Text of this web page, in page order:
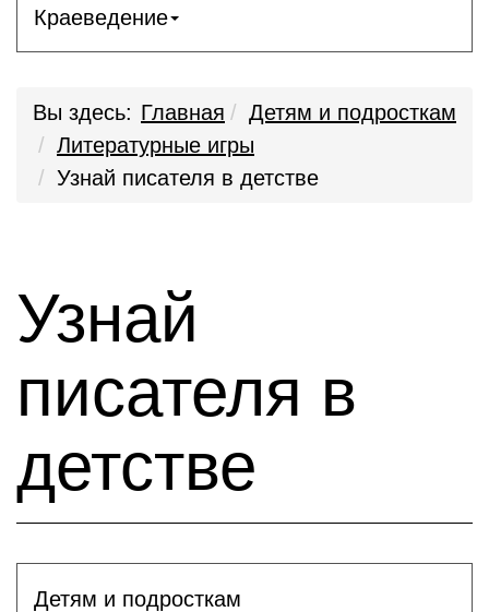
Краеведение
Вы здесь: Главная
Детям и подросткам
Литературные игры
Узнай писателя в детстве
Узнай
писателя в
детстве
Детям и подросткам